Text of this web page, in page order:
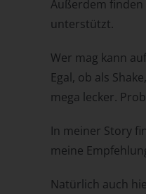
Außerdem
unterstützt.
Wer mag kann
Egal, ob als
mega lecker.
In meiner Story
meine
Natürlich auch